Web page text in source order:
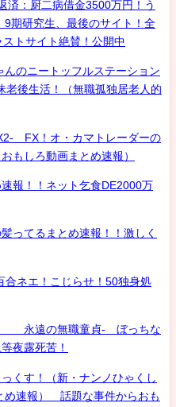
済：厨二病借金3500万円！う
期研究生、最後のサイト！全
トサイト絶賛！公開中
のニートッフルステーション
老後生活！（無職孤独居老人的
FX！オ・カマトレーダーの
もしろ動画まとめ速報）
報！！ネット乞食DE2000万
ってるまとめ速報！！激しく
合ネエ！こじらせ！50独身処
永遠の無職童貞- ぼっちな
夜露死苦！
くす！（新・ナンノひゃくし
め速報） 話題な事件からおも